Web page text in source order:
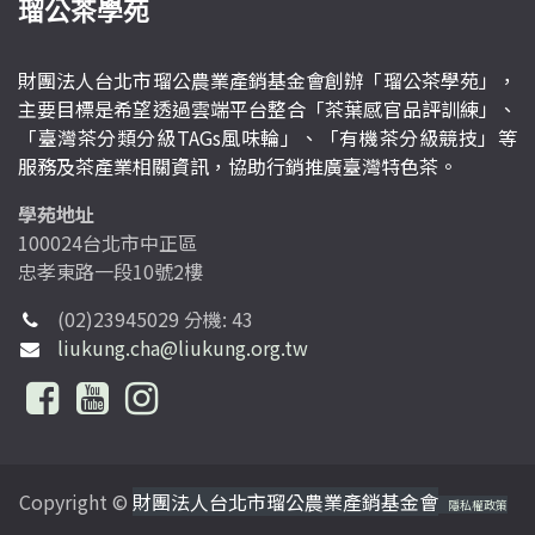
瑠公茶學苑
財團法人台北市瑠公農業產銷基金會創辦「瑠公茶學苑」，
主要目標是希望透過雲端平台整合「茶葉感官品評訓練」、
「臺灣茶分類分級TAGs風味輪」、「有機茶分級競技」等
服務及茶產業相關資訊，協助行銷推廣臺灣特色茶。
學苑地址
100024台北市中正區
忠孝東路一段10號2樓
(02)23945029 分機: 43
liukung.cha@liukung.org.tw
Copyright © 財團法人台北市瑠公農業產銷基金會 隱私權政策